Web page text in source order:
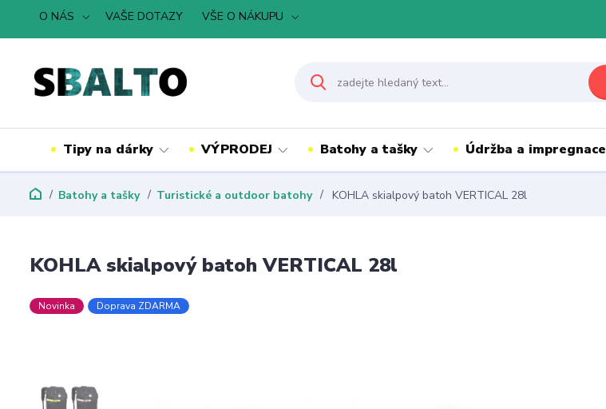
O NÁS VAŠE DOTAZY VŠE O NÁKUPU
Tipy na dárky VÝPRODEJ Batohy a tašky Údržba a impregnace
Batohy a tašky Turistické a outdoor batohy KOHLA skialpový batoh VERTICAL 28l
KOHLA skialpový batoh VERTICAL 28l
Novinka Doprava ZDARMA